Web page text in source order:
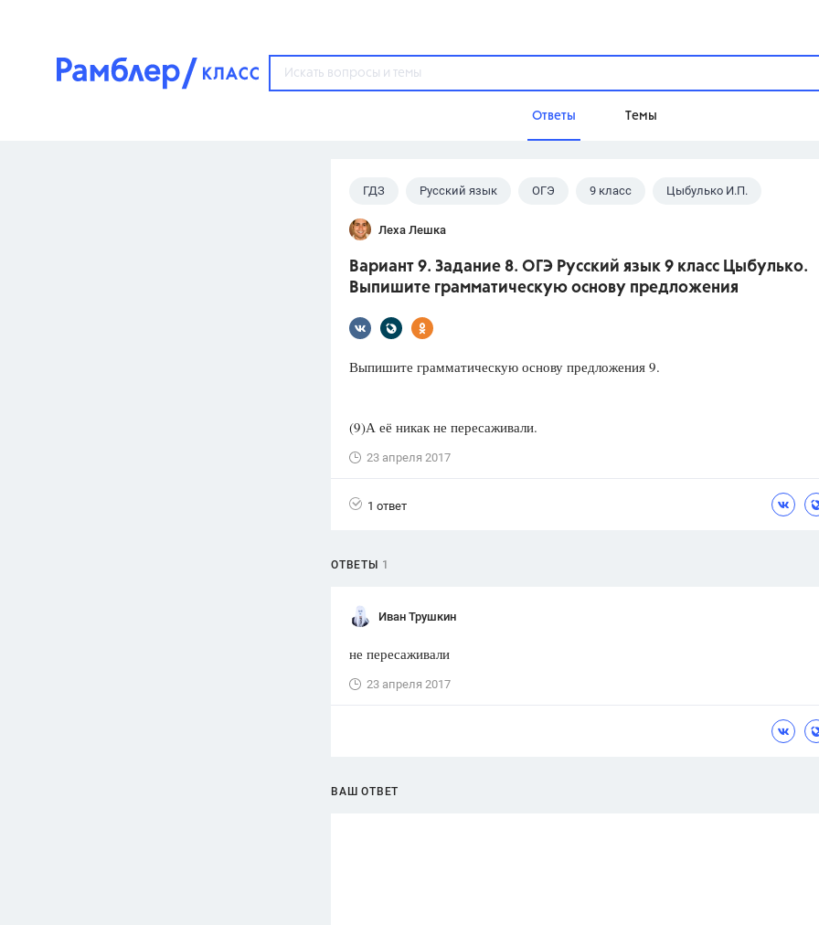
Ответы Темы
Популярные темы
ГДЗ
ОГЭ
Вузы
1752 ответа
ответа
1551 ответ
ответов
Домашнее задание
Учебники
Красота,
ГДЗ Русский язык ОГЭ 9 класс Цыбулько И.П.
Леха Лешка
Вариант 9. Задание 8. ОГЭ Русский язык 9 класс Цыбулько.
Выпишите грамматическую основу предложения
Выпишите грамматическую основу предложения 9.
(9)А её никак не пересаживали.
23 апреля 2017
1 ответ
ОТВЕТЫ 1
Иван Трушкин
не пересаживали
23 апреля 2017
ВАШ ОТВЕТ